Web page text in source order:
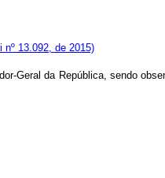
nº 13.092, de 2015)
Geral da República, sendo